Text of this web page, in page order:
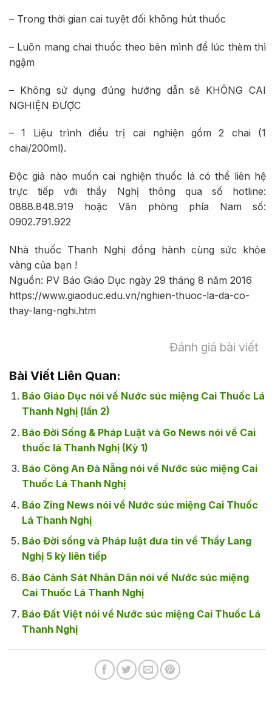
– Trong thời gian cai tuyệt đối không hút thuốc
– Luôn mang chai thuốc theo bên mình để lúc thèm thì
ngậm
– Không sử dụng đúng hướng dẫn sẽ KHÔNG CAI
NGHIỆN ĐƯỢC
– 1 Liệu trình điều trị cai nghiện gồm 2 chai (1
chai/200ml).
Độc giả nào muốn cai nghiện thuốc lá có thể liên hệ
trực tiếp với thầy Nghị thông qua số hotline:
0888.848.919 hoặc Văn phòng phía Nam số:
0902.791.922
Nhà thuốc Thanh Nghị đồng hành cùng sức khỏe
vàng của bạn !
Nguồn: PV Báo Giáo Dục ngày 29 tháng 8 năm 2016
https://www.giaoduc.edu.vn/nghien-thuoc-la-da-co-
thay-lang-nghi.htm
Đánh giá bài viết
Bài Viết Liên Quan:
Báo Giáo Dục nói về Nước súc miệng Cai Thuốc Lá
Thanh Nghị (lần 2)
Báo Đời Sống & Pháp Luật và Go News nói về Cai
thuốc lá Thanh Nghị (Kỳ 1)
Báo Công An Đà Nẵng nói về Nước súc miệng Cai
Thuốc Lá Thanh Nghị
Báo Zing News nói về Nước súc miệng Cai Thuốc
Lá Thanh Nghị
Báo Đời sống và Pháp luật đưa tin về Thầy Lang
Nghị 5 kỳ liên tiếp
Báo Cảnh Sát Nhân Dân nói về Nước súc miệng
Cai Thuốc Lá Thanh Nghị
Báo Đất Việt nói về Nước súc miệng Cai Thuốc Lá
Thanh Nghị